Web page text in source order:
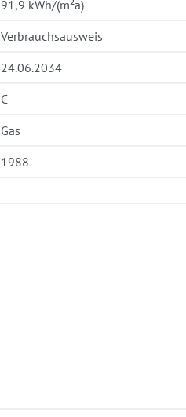
91,9 kWh/(m²a)
Verbrauchsausweis
24.06.2034
C
Gas
1988